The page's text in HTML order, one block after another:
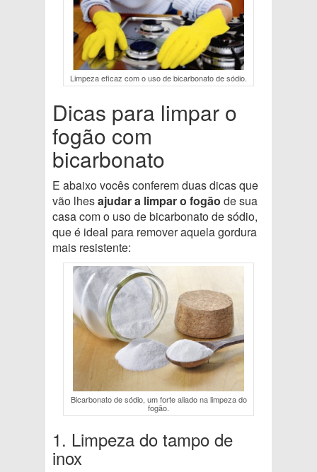
Limpeza eficaz com o uso de bicarbonato de sódio.
Dicas para limpar o
fogão com
bicarbonato
E abaixo vocês conferem duas dicas que
vão lhesajudar a limpar o fogão de sua
casa com o uso de bicarbonato de sódio,
que é ideal para remover aquela gordura
mais resistente:
Bicarbonato de sódio, um forte aliado na limpeza do
fogão.
1. Limpeza do tampo de
inox